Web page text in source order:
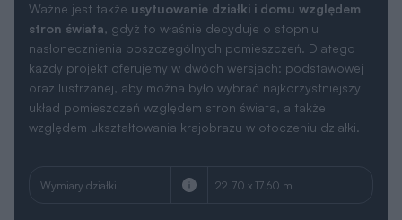
Ważne jest także usytuowanie działki i domu względem
stron świata, gdyż to właśnie decyduje o stopniu
nasłonecznienia poszczególnych pomieszczeń. Dlatego
każdy projekt oferujemy w dwóch wersjach: podstawowej
oraz lustrzanej, aby można było wybrać najkorzystniejszy
układ pomieszczeń względem stron świata, a także
względem ukształtowania krajobrazu w otoczeniu działki.
Wymiary działki 22.70 x 17.60 m